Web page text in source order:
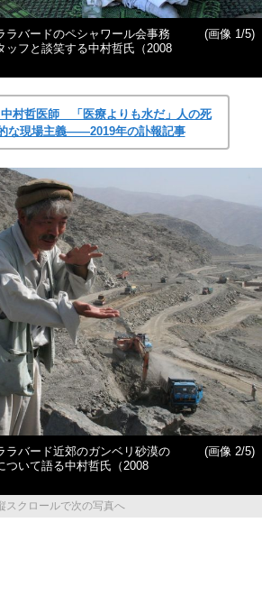
ラバードのペシャワール会事務
ッフと談笑する中村哲氏（2008
(画像 1/5)
村哲医師 「医療よりも水だ」人の死
な現場主義――2019年の訃報記事
ラバード近郊のガンベリ砂漠の
ついて語る中村哲氏（2008
(画像 2/5)
スクロールで次の写真へ